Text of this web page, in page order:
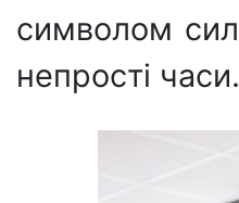
символом
непрості часи.